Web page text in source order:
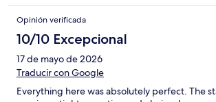
Opinión verificada
10/10 Excepcional
17 de mayo de 2026
Traducir con Google
Everything here was absolutely perfect. The